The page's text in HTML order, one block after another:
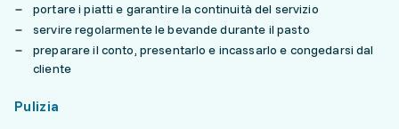
portare i piatti e garantire la continuità del servizio
servire regolarmente le bevande durante il pasto
preparare il conto, presentarlo e incassarlo e congedarsi dal
cliente
Pulizia